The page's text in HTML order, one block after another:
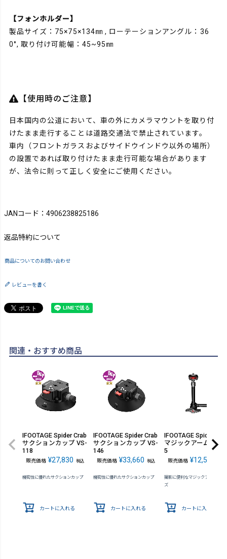
【フォンホルダー】
製品サイズ：75×75×134㎜ , ローテーションアングル：36
0°, 取り付け可能幅：45~95㎜
【使用時のご注意】
日本国内の公道において、車の外にカメラマウントを取り付
けたまま走行することは道路交通法で禁止されています。
車内（フロントガラスおよびサイドウインドウ以外の場所）
の設置であれば取り付けたまま走行可能な場合があります
が、法令に則って正しく安全にご使用ください。
JANコード：4906238825186
返品特約について
商品についてのお問い合わせ
レビューを書く
関連・おすすめ商品
IFOOTAGE Spider Crab
サクションカップ VS-
118
販売価格 ¥27,830 税込
機密性に優れたサクションカップ
カートに入れる
IFOOTAGE Spider Crab
サクションカップ VS-
146
販売価格 ¥33,660 税込
機密性に優れたサクションカップ
カートに入れる
IFOOTAGE Spider
マジックアーム LT4-
5
販売価格 ¥12,540
撮影に便利なマジックアームシリ
ズ
カートに入れる